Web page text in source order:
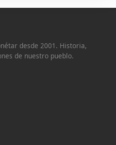
desde 2001. Historia,
de nuestro pueblo.